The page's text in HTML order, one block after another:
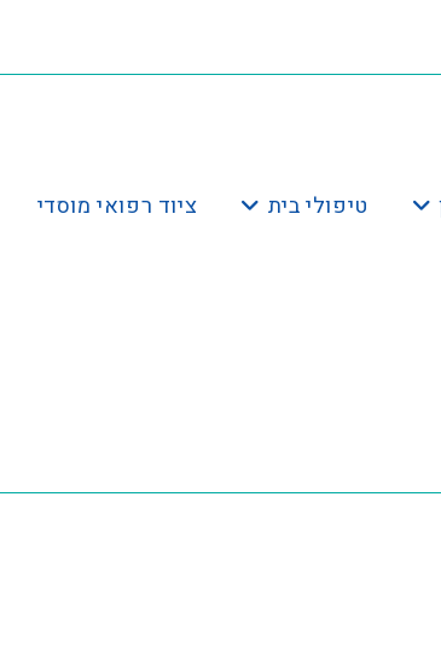
טיפולי בית ציוד רפואי מוסדי